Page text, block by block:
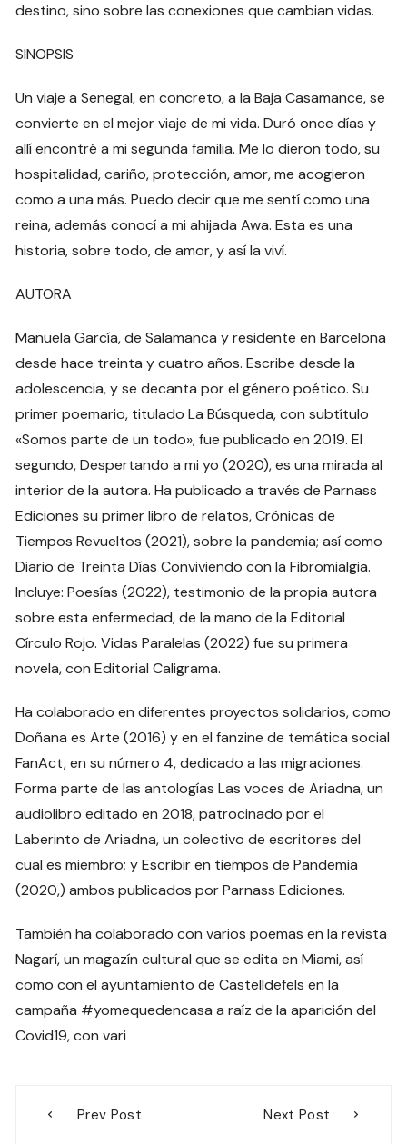
destino, sino sobre las conexiones que cambian vidas.
SINOPSIS
Un viaje a Senegal, en concreto, a la Baja Casamance, se
convierte en el mejor viaje de mi vida. Duró once días y
allí encontré a mi segunda familia. Me lo dieron todo, su
hospitalidad, cariño, protección, amor, me acogieron
como a una más. Puedo decir que me sentí como una
reina, además conocí a mi ahijada Awa. Esta es una
historia, sobre todo, de amor, y así la viví.
AUTORA
Manuela García, de Salamanca y residente en Barcelona
desde hace treinta y cuatro años. Escribe desde la
adolescencia, y se decanta por el género poético. Su
primer poemario, titulado La Búsqueda, con subtítulo
«Somos parte de un todo», fue publicado en 2019. El
segundo, Despertando a mi yo (2020), es una mirada al
interior de la autora. Ha publicado a través de Parnass
Ediciones su primer libro de relatos, Crónicas de
Tiempos Revueltos (2021), sobre la pandemia; así como
Diario de Treinta Días Conviviendo con la Fibromialgia.
Incluye: Poesías (2022), testimonio de la propia autora
sobre esta enfermedad, de la mano de la Editorial
Círculo Rojo. Vidas Paralelas (2022) fue su primera
novela, con Editorial Caligrama.
Ha colaborado en diferentes proyectos solidarios, como
Doñana es Arte (2016) y en el fanzine de temática social
FanAct, en su número 4, dedicado a las migraciones.
Forma parte de las antologías Las voces de Ariadna, un
audiolibro editado en 2018, patrocinado por el
Laberinto de Ariadna, un colectivo de escritores del
cual es miembro; y Escribir en tiempos de Pandemia
(2020,) ambos publicados por Parnass Ediciones.
También ha colaborado con varios poemas en la revista
Nagarí, un magazín cultural que se edita en Miami, así
como con el ayuntamiento de Castelldefels en la
campaña #yomequedencasa a raíz de la aparición del
Covid19, con vari
Prev Post Next Post